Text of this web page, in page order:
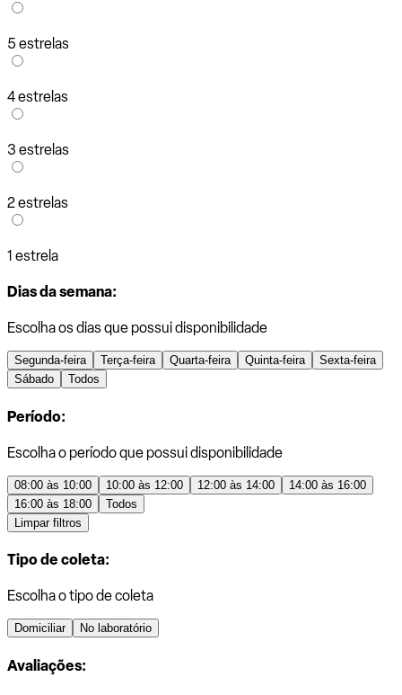
5 estrelas
4 estrelas
3 estrelas
2 estrelas
1 estrela
Dias da semana:
Escolha os dias que possui disponibilidade
Segunda-feira Terça-feira Quarta-feira Quinta-feira
Sexta-feira
Sábado
Todos
Período:
Escolha o período que possui disponibilidade
08:00 às 10:00 10:00 às 12:00 12:00 às 14:00
14:00 às 16:00
16:00 às 18:00
Todos
Limpar filtros
Tipo de coleta:
Escolha o tipo de coleta
Domiciliar No laboratório
Avaliações: